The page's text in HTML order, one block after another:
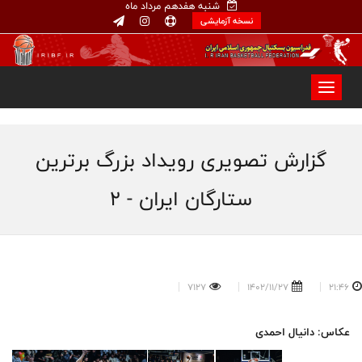
شنبه هفدهم مرداد ماه
نسخه آزمایشی
گزارش تصویری رویداد بزرگ برترین
ستارگان ایران - 2
21:46
1402/11/27
7127
عکاس: دانیال احمدی